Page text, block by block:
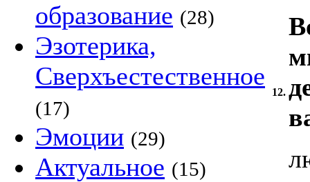
образование (28)
Эзотерика,
Сверхъестественное
(17)
Эмоции (29)
Актуальное (15)
12.